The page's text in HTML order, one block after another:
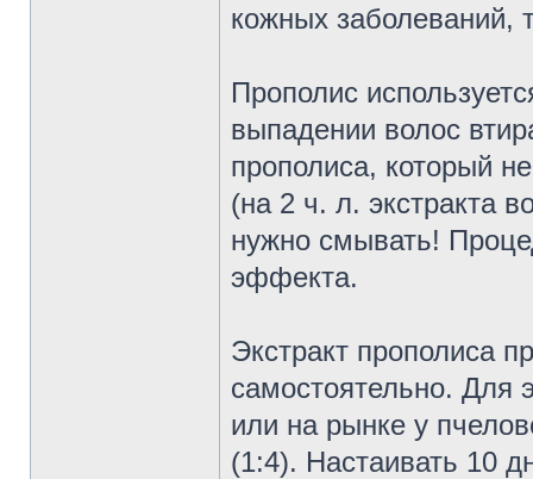
кожных заболеваний,
Прополис
выпадении волос
прополиса, который
(на 2 ч. л. экстракта
нужно смывать!
эффекта.
Экстракт прополиса
самостоятельно. Для
или на рынке у
(1:4). Настаивать 10